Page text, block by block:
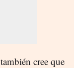
cree que